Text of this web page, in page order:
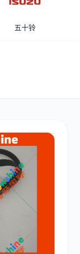
五十铃
小松
康明斯
久保田